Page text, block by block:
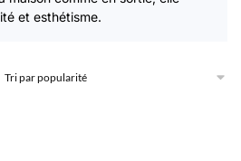
et esthétisme.